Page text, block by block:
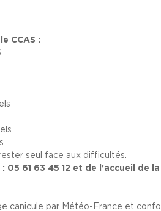
CCAS :
seul face aux difficultés.
61 63 45 12 et de l’accueil de
canicule par Météo-France et